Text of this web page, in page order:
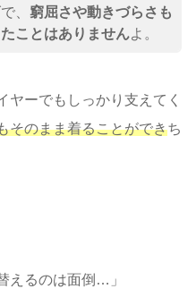
、 窮屈さや動きづらさも
ことはありませんよ。
ヤーでもしっかり支えてく
そのまま着ることができち
えるのは面倒…」